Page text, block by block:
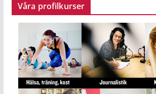
Våra profilkurser